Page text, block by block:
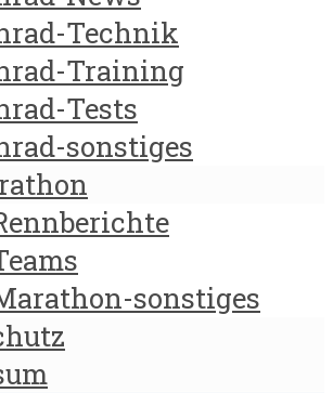
Technik
Training
Tests
sonstiges
sonstiges